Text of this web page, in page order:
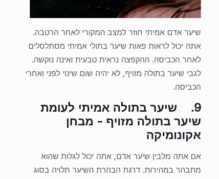
שיער אדם אמיתי חוזר למצב המקורי לאחר הרטבה.
אתה יכול לראות פאות שיער בתולי אמיתי מסתלסלים
לאחר הכביסה. ההקפצה נראית טבעית ואינה נוקשה.
לגבי שיער בתולה מזויף, לא יהיה שום שינוי לפני ואחרי
הכביסה.
9.
שיער בתולה אמיתי לעומת
שיער בתולה מזויף - מבחן
אקונומיקה
אם אתה מלבין שיער אדם, אתה יכול לגלות שהוא
מתבהר במהירות. דרגת הבהרת השיער תלויה בסוג